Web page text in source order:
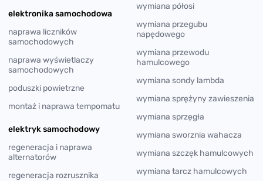
elektronika samochodowa
naprawa liczników
samochodowych
naprawa wyświetlaczy
samochodowych
poduszki powietrzne
montaż i naprawa tempomatu
elektryk samochodowy
regeneracja i naprawa
alternatorów
regeneracja rozrusznika
wymiana półosi
wymiana przegubu
napędowego
wymiana przewodu
hamulcowego
wymiana sondy lambda
wymiana sprężyny zawieszenia
wymiana sprzęgła
wymiana sworznia wahacza
wymiana szczęk hamulcowych
wymiana tarcz hamulcowych